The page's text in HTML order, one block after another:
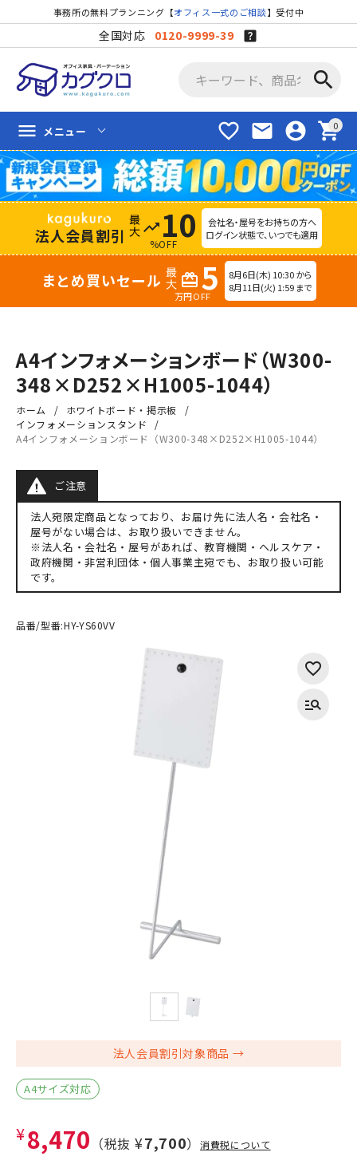
事務所の無料プランニング【オフィス一式のご相談】受付中
全国対応 0120-9999-39
search
favorite_border mail account_circle shopping_cart
menu メニュー
法人会員割引 trending_up 10
%OFF
会社名・屋号をお持ちの方へ
ログイン状態で、いつでも適用
まとめ買いセール redeem 5
万円OFF
8月6日(木) 10:30 から
8月11日(火) 1:59 まで
A4インフォメーションボード（W300-
348×D252×H1005-1044）
ホーム
ホワイトボード・掲示板
インフォメーションスタンド
A4インフォメーションボード（W300-348×D252×H1005-1044）
ご注意
法人宛限定商品となっており、お届け先に法人名・会社名・
屋号がない場合は、お取り扱いできません。
※法人名・会社名・屋号があれば、教育機関・ヘルスケア・
政府機関・非営利団体・個人事業主宛でも、お取り扱い可能
です。
品番/型番:HY-YS60VV
法人会員割引対象商品
A4サイズ対応
¥8,470 （税抜 ¥7,700）消費税について